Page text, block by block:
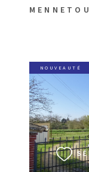
NOUVEAUTÉ